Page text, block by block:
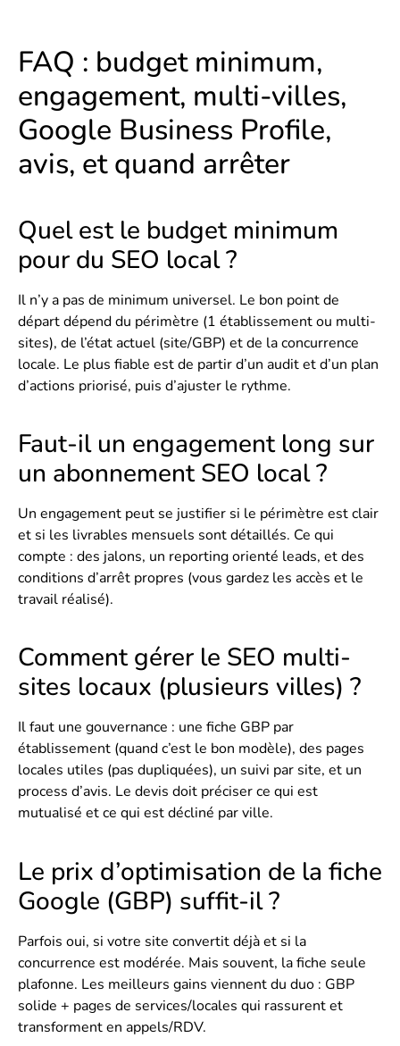
FAQ : budget minimum,
engagement, multi-villes,
Google Business Profile,
avis, et quand arrêter
Quel est le budget minimum
pour du SEO local ?
Il n’y a pas de minimum universel. Le bon point de
départ dépend du périmètre (1 établissement ou multi-
sites), de l’état actuel (site/GBP) et de la concurrence
locale. Le plus fiable est de partir d’un audit et d’un plan
d’actions priorisé, puis d’ajuster le rythme.
Faut-il un engagement long sur
un abonnement SEO local ?
Un engagement peut se justifier si le périmètre est clair
et si les livrables mensuels sont détaillés. Ce qui
compte : des jalons, un reporting orienté leads, et des
conditions d’arrêt propres (vous gardez les accès et le
travail réalisé).
Comment gérer le SEO multi-
sites locaux (plusieurs villes) ?
Il faut une gouvernance : une fiche GBP par
établissement (quand c’est le bon modèle), des pages
locales utiles (pas dupliquées), un suivi par site, et un
process d’avis. Le devis doit préciser ce qui est
mutualisé et ce qui est décliné par ville.
Le prix d’optimisation de la fiche
Google (GBP) suffit-il ?
Parfois oui, si votre site convertit déjà et si la
concurrence est modérée. Mais souvent, la fiche seule
plafonne. Les meilleurs gains viennent du duo : GBP
solide + pages de services/locales qui rassurent et
transforment en appels/RDV.